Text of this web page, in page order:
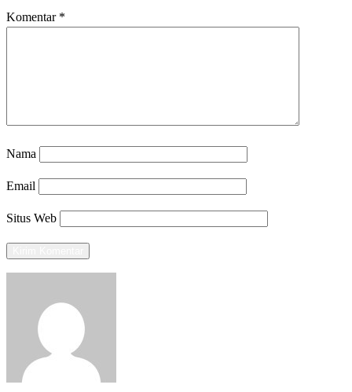
Komentar *
Nama
Email
Situs Web